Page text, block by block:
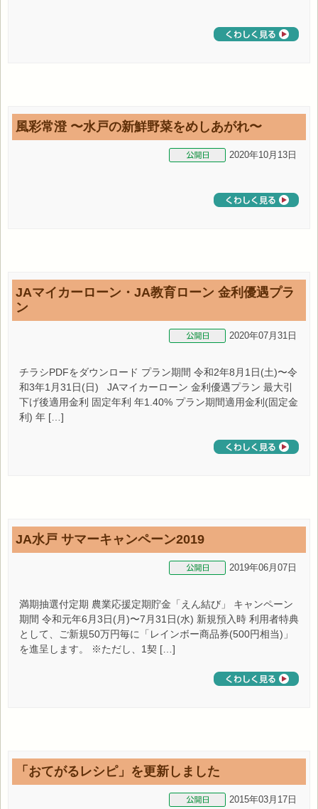
風彩常澄 〜水戸の新鮮野菜をめしあがれ〜
2020年10月13日
JAマイカーローン・JA教育ローン 金利優遇プラ
ン
2020年07月31日
チラシPDFをダウンロード プラン期間 令和2年8月1日(土)〜令
和3年1月31日(日) JAマイカーローン 金利優遇プラン 最大引
下げ後適用金利 固定年利 年1.40% プラン期間適用金利(固定金
利) 年 […]
JA水戸 サマーキャンペーン2019
2019年06月07日
満期抽選付定期 農業応援定期貯金「えん結び」 キャンペーン
期間 令和元年6月3日(月)〜7月31日(水) 新規預入時 利用者特典
として、ご新規50万円毎に「レインボー商品券(500円相当)」
を進呈します。 ※ただし、1契 […]
「おてがるレシピ」を更新しました
2015年03月17日